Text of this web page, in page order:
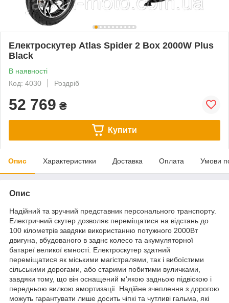
Електроскутер Atlas Spider 2 Box 2000W Plus
Black
В наявності
Код: 4030
Роздріб
52 769 ₴
Купити
Опис Характеристики Доставка Оплата Умови
Опис
Надійний та зручний представник персонального транспорту.
Електричний скутер дозволяє переміщатися на відстань до
100 кілометрів завдяки використанню потужного 2000Вт
двигуна, вбудованого в заднє колесо та акумуляторної
батареї великої ємності. Електроскутер здатний
переміщатися як міськими магістралями, так і вибоїстими
сільськими дорогами, або старими побитими вуличками,
завдяки тому, що він оснащений м'якою задньою підвіскою і
передньою вилкою амортизації. Надійне зчеплення з дорогою
можуть гарантувати лише досить чіпкі та чутливі гальма, які